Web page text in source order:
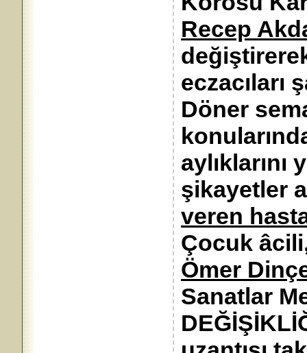
Recep
eczacıları
Döner
şikayetler
veren
Çocuk
Ömer
Sanatlar